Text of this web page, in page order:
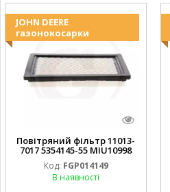
JOHN DEERE
газонокосарки
Повітряний фільтр 11013-
7017 5354145-55 MIU10998
FGP014149
Код: FGP014149
В наявності